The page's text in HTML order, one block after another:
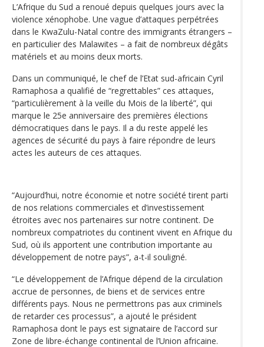
L’Afrique du Sud a renoué depuis quelques jours avec la
violence xénophobe. Une vague d’attaques perpétrées
dans le KwaZulu-Natal contre des immigrants étrangers –
en particulier des Malawites – a fait de nombreux dégâts
matériels et au moins deux morts.
Dans un communiqué, le chef de l’Etat sud-africain Cyril
Ramaphosa a qualifié de “regrettables” ces attaques,
“particulièrement à la veille du Mois de la liberté”, qui
marque le 25e anniversaire des premières élections
démocratiques dans le pays. Il a du reste appelé les
agences de sécurité du pays à faire répondre de leurs
actes les auteurs de ces attaques.
“Aujourd’hui, notre économie et notre société tirent parti
de nos relations commerciales et d’investissement
étroites avec nos partenaires sur notre continent. De
nombreux compatriotes du continent vivent en Afrique du
Sud, où ils apportent une contribution importante au
développement de notre pays”, a-t-il souligné.
“Le développement de l’Afrique dépend de la circulation
accrue de personnes, de biens et de services entre
différents pays. Nous ne permettrons pas aux criminels
de retarder ces processus”, a ajouté le président
Ramaphosa dont le pays est signataire de l’accord sur
Zone de libre-échange continental de l’Union africaine.